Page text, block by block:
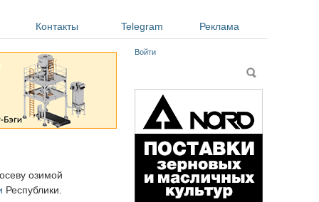
Контакты Telegram Реклама
озимой
Республики.
Войти
Поиск